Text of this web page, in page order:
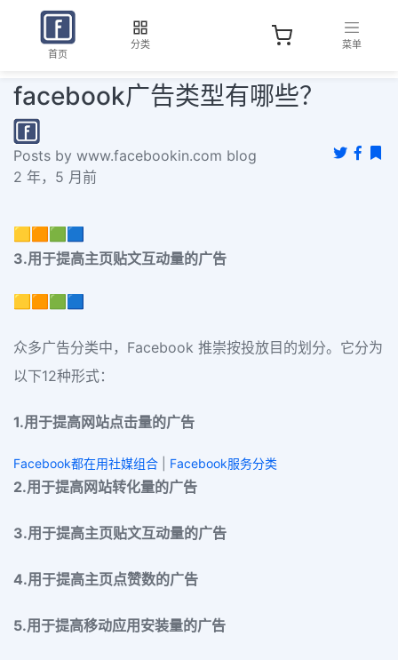
首页
分类 菜单
facebook广告类型有哪些？
Posts by www.facebookin.com blog
2 年，5 月前
🟨🟧🟩🟦
3.用于提高主页贴文互动量的广告
🟨🟧🟩🟦
众多广告分类中，Facebook 推崇按投放目的划分。它分为
以下12种形式：
1.用于提高网站点击量的广告
Facebook都在用社媒组合 Facebook服务分类
2.用于提高网站转化量的广告
3.用于提高主页贴文互动量的广告
4.用于提高主页点赞数的广告
5.用于提高移动应用安装量的广告